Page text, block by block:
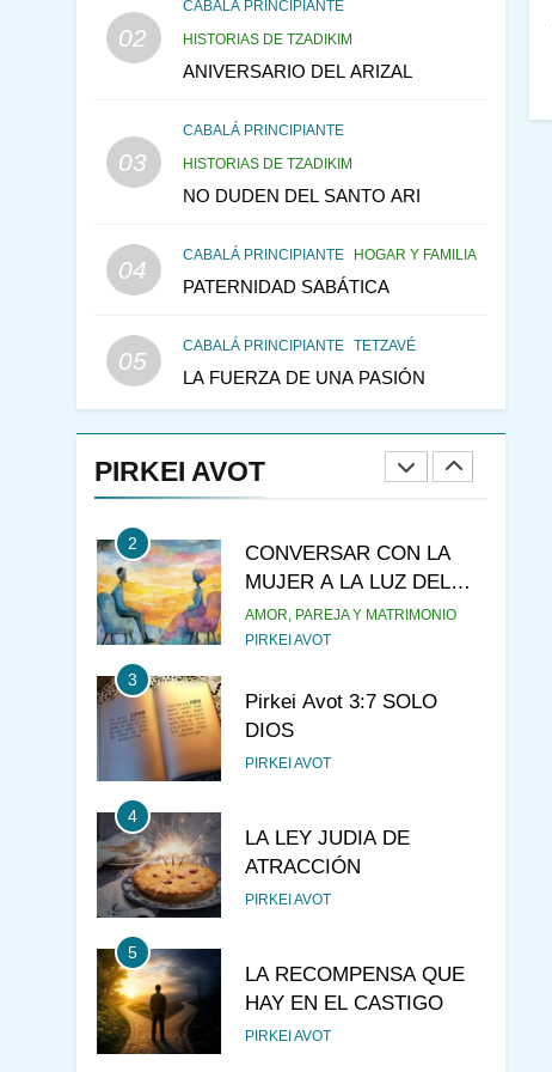
02
CABALÁ PRINCIPIANTE
HISTORIAS DE TZADIKIM
ANIVERSARIO DEL ARIZAL
03
CABALÁ PRINCIPIANTE
HISTORIAS DE TZADIKIM
NO DUDEN DEL SANTO ARI
04
CABALÁ PRINCIPIANTE HOGAR Y FAMILIA
PATERNIDAD SABÁTICA
05
CABALÁ PRINCIPIANTE TETZAVÉ
LA FUERZA DE UNA PASIÓN
PIRKEI AVOT
CABALÁ Y JASIDUT: EL
CONSEJO DE LOS
PADRES
PENSAMIENTO JUDÍO
146
DEL TEMPLO Y LA
ALEGRÍA EN MEDIO DE
MES DE MENAJEM AV
147
VEAMOS ¿POR QUÉ
DE LAS MUJERES
PENSAMIENTO JUDÍO
1
JASIDUT
2
CONVERSAR CON LA
MUJER A LA LUZ DEL
JUDAÍSMO
AMOR, PAREJA Y MATRIMONIO
PIRKEI AVOT
3
Pirkei Avot 3:7 SOLO
DIOS
PIRKEI AVOT
4
LA LEY JUDIA DE
ATRACCIÓN
PIRKEI AVOT
5
LA RECOMPENSA QUE
HAY EN EL CASTIGO
PIRKEI AVOT